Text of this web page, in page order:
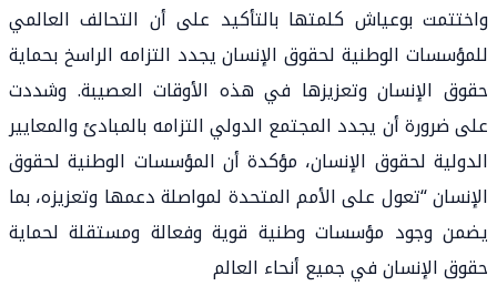
واختتمت بوعياش كلمتها بالتأكيد على أن التحالف العالمي
للمؤسسات الوطنية لحقوق الإنسان يجدد التزامه الراسخ بحماية
حقوق الإنسان وتعزيزها في هذه الأوقات العصيبة. وشددت
على ضرورة أن يجدد المجتمع الدولي التزامه بالمبادئ والمعايير
الدولية لحقوق الإنسان، مؤكدة أن المؤسسات الوطنية لحقوق
الإنسان “تعول على الأمم المتحدة لمواصلة دعمها وتعزيزه، بما
يضمن وجود مؤسسات وطنية قوية وفعالة ومستقلة لحماية
حقوق الإنسان في جميع أنحاء العالم